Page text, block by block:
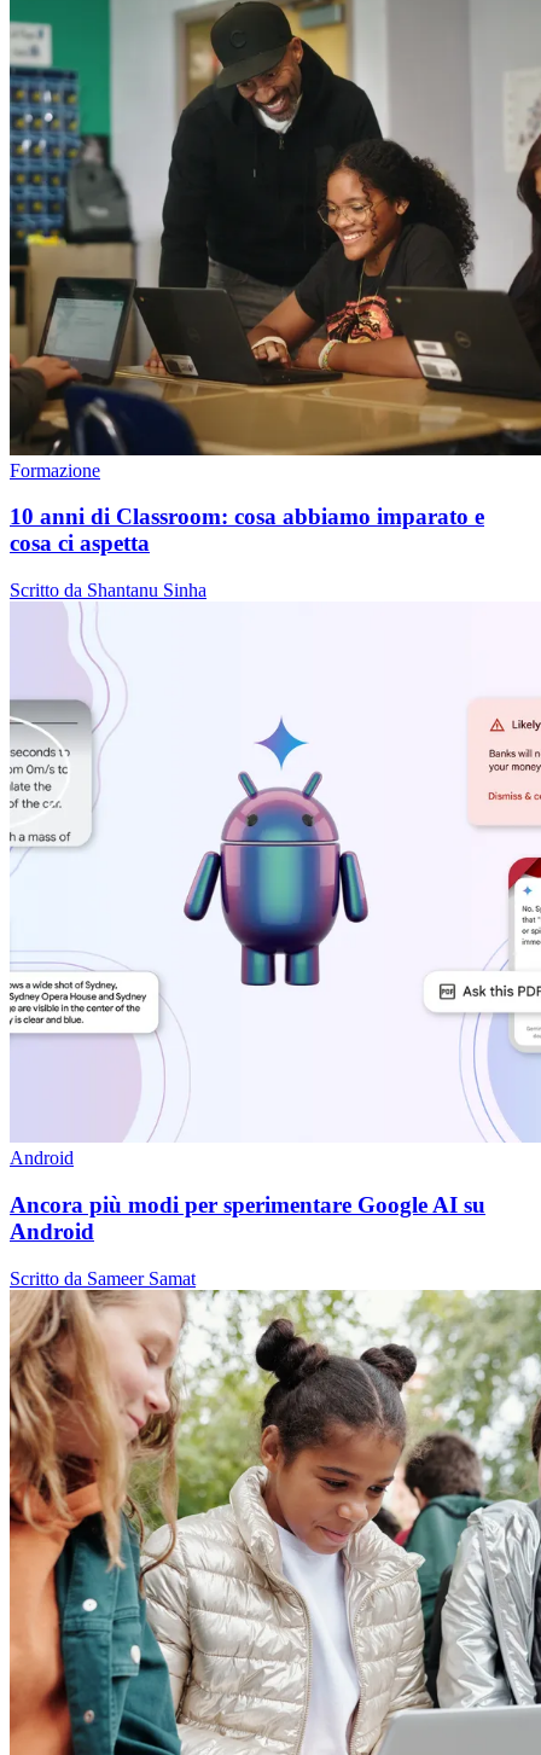
Formazione
10 anni di Classroom: cosa abbiamo imparato e
cosa ci aspetta
Scritto da Shantanu Sinha
Android
Ancora più modi per sperimentare Google AI su
Android
Scritto da Sameer Samat